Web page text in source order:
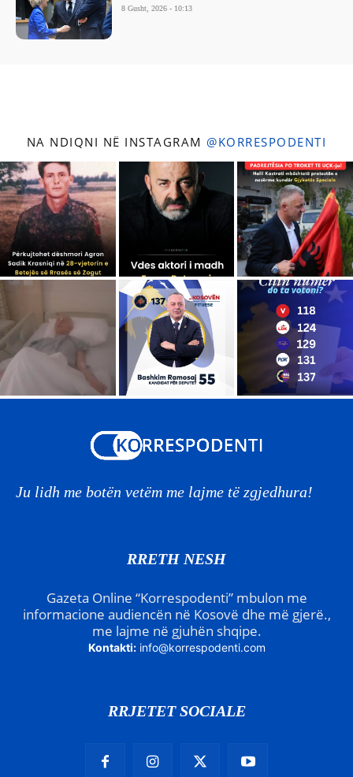
8 Gusht, 2026 - 10:13
NA NDIQNI NË INSTAGRAM @KORRESPODENTI
Ju lidh me botën vetëm me lajme të zgjedhura!
RRETH NESH
Gazeta Online “Korrespodenti” mbulon me
informacione audiencën në Kosovë dhe më gjerë.,
me lajme në gjuhën shqipe.
Kontakti: info@korrespodenti.com
RRJETET SOCIALE